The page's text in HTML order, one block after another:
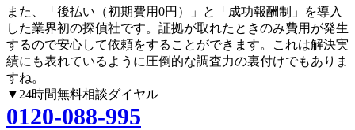
また、 「後払い（初期費用0円）」 と 「成功報酬制」
を導入
した業界初の探偵社です。証拠が取れたときのみ費用が発生
するので安心して依頼をすることができます。これは解決実
績にも表れているように圧倒的な調査力の裏付けでもありま
すね。
▼24時間無料相談ダイヤル
0120-088-995